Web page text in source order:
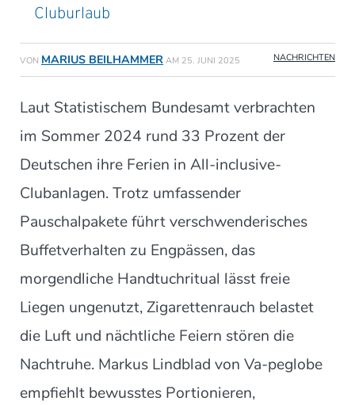
Cluburlaub
VON MARIUS BEILHAMMER AM 25. JUNI 2025 NACHRICHTEN
Laut Statistischem Bundesamt verbrachten
im Sommer 2024 rund 33 Prozent der
Deutschen ihre Ferien in All-inclusive-
Clubanlagen. Trotz umfassender
Pauschalpakete führt verschwenderisches
Buffetverhalten zu Engpässen, das
morgendliche Handtuchritual lässt freie
Liegen ungenutzt, Zigarettenrauch belastet
die Luft und nächtliche Feiern stören die
Nachtruhe. Markus Lindblad von Va-peglobe
empfiehlt bewusstes Portionieren,